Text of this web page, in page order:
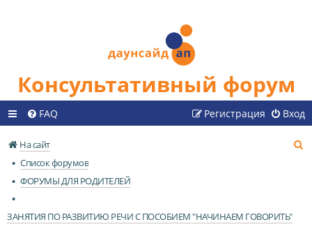
Консультативный форум
FAQ Вход
Регистрация
На сайт
Список форумов
ФОРУМЫ ДЛЯ РОДИТЕЛЕЙ
ЗАНЯТИЯ ПО РАЗВИТИЮ РЕЧИ С ПОСОБИЕМ "НАЧИНАЕМ ГОВОРИТЬ"